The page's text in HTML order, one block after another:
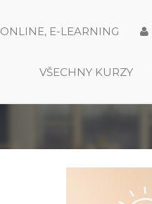
ONLINE, E-LEARNING
VŠECHNY KURZY